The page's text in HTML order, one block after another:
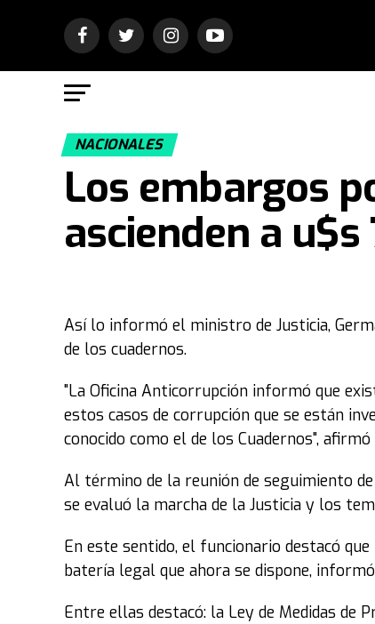
NACIONALES
Los embargos
ascienden a
Así lo informó el ministro de Justicia,
de los cuadernos.
"La Oficina Anticorrupción informó que
estos casos de corrupción que se están
conocido como el de los Cuadernos",
Al término de la reunión de seguimiento
se evaluó la marcha de la Justicia y los
En este sentido, el funcionario destacó
batería legal que ahora se dispone,
Entre ellas destacó: la Ley de Medidas de